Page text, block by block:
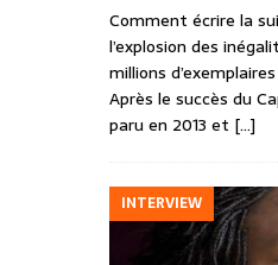
Comment écrire la
l’explosion des
millions
Après le succès du
paru en 2013 et […]
INTERVIEW